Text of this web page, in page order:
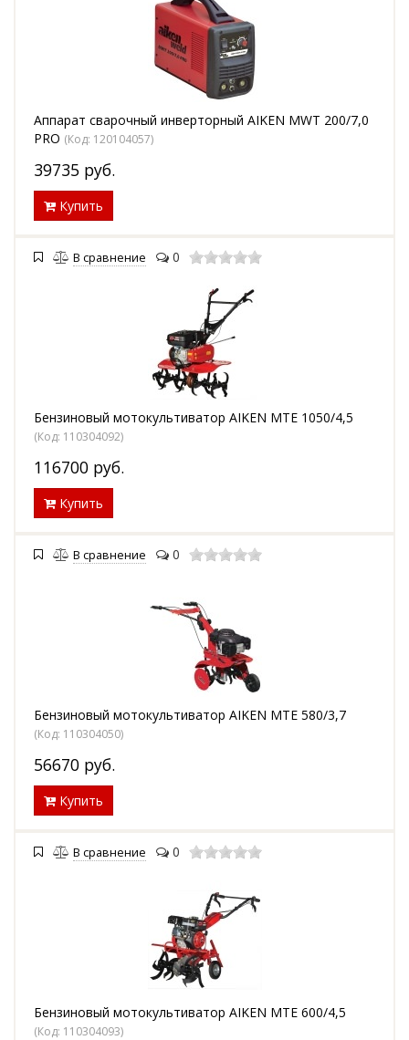
Аппарат сварочный инверторный AIKEN MWT 200/7,0
PRO (Код: 120104057)
39735 руб.
Купить
В сравнение 0
Бензиновый мотокультиватор AIKEN MTE 1050/4,5
(Код: 110304092)
116700 руб.
Купить
В сравнение 0
Бензиновый мотокультиватор AIKEN MTE 580/3,7
(Код: 110304050)
56670 руб.
Купить
В сравнение 0
Бензиновый мотокультиватор AIKEN MTE 600/4,5
(Код: 110304093)